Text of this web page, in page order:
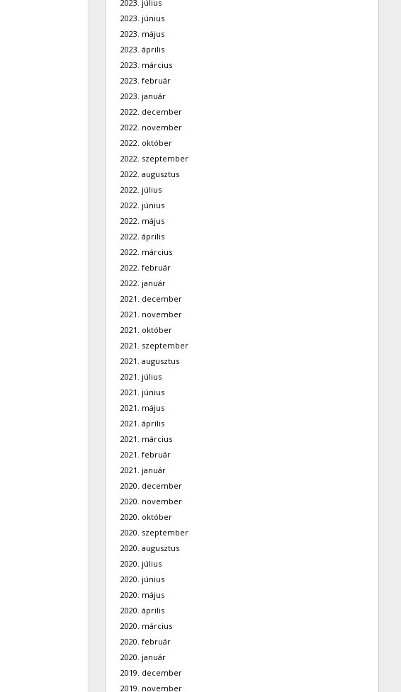
2023. július
2023. június
2023. május
2023. április
2023. március
2023. február
2023. január
2022. december
2022. november
2022. október
2022. szeptember
2022. augusztus
2022. július
2022. június
2022. május
2022. április
2022. március
2022. február
2022. január
2021. december
2021. november
2021. október
2021. szeptember
2021. augusztus
2021. július
2021. június
2021. május
2021. április
2021. március
2021. február
2021. január
2020. december
2020. november
2020. október
2020. szeptember
2020. augusztus
2020. július
2020. június
2020. május
2020. április
2020. március
2020. február
2020. január
2019. december
2019. november